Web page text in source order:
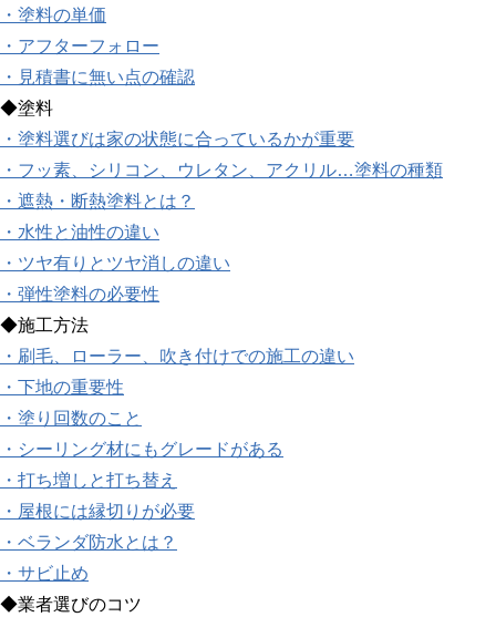
・塗料の単価
・アフターフォロー
・見積書に無い点の確認
◆塗料
・塗料選びは家の状態に合っているかが重要
・フッ素、シリコン、ウレタン、アクリル…塗料の種類
・遮熱・断熱塗料とは？
・水性と油性の違い
・ツヤ有りとツヤ消しの違い
・弾性塗料の必要性
◆施工方法
・刷毛、ローラー、吹き付けでの施工の違い
・下地の重要性
・塗り回数のこと
・シーリング材にもグレードがある
・打ち増しと打ち替え
・屋根には縁切りが必要
・ベランダ防水とは？
・サビ止め
◆業者選びのコツ